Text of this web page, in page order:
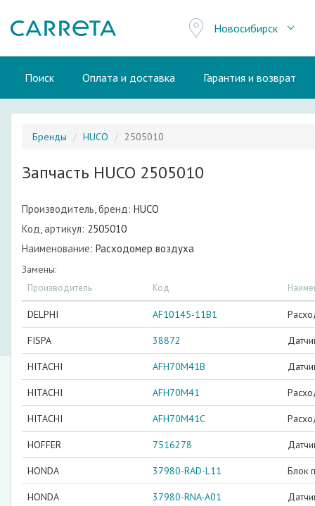
Новосибирск
Поиск Оплата и доставка Гарантия и возврат
Бренды HUCO 2505010
Запчасть HUCO 2505010
Производитель, бренд: HUCO
Код, артикул: 2505010
Наименование: Расходомер воздуха
Замены:
Производитель Код
DELPHI AF10145-11B1
FISPA 38872
HITACHI AFH70M41B
HITACHI AFH70M41
HITACHI AFH70M41C
HOFFER 7516278
HONDA 37980-RAD-L11 Блок
HONDA 37980-RNA-A01